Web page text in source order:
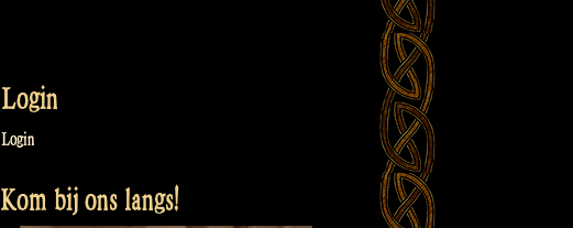
Login
Login
Kom bij ons langs!